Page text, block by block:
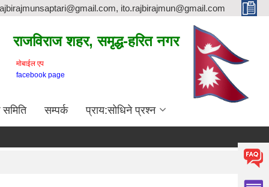
ito.rajbirajmun@gmail.com
राजविराज शहर, समृद्ध-हरित नगर
माेबाईल एप
facebook page
समिति सम्पर्क प्राय:सोधिने प्रश्न
लागत इष्टिमेट